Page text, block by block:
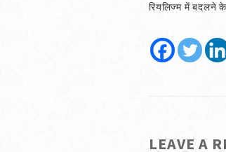
रियलिज्म में बदलने
LEAVE A